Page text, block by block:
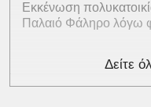
Εκκένωση
Παλαιό Φάληρο λόγω
Δείτε